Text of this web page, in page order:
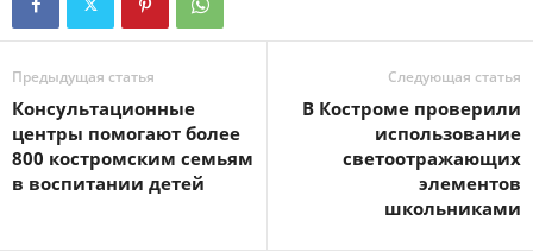
Предыдущая статья
Консультационные
центры помогают более
800 костромским семьям
в воспитании детей
Следующая статья
В Костроме проверили
использование
светоотражающих
элементов
школьниками